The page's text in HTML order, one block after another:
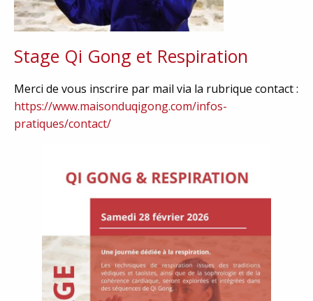
Stage Qi Gong et Respiration
Merci de vous inscrire par mail via la rubrique contact :
https://www.maisonduqigong.com/infos-
pratiques/contact/